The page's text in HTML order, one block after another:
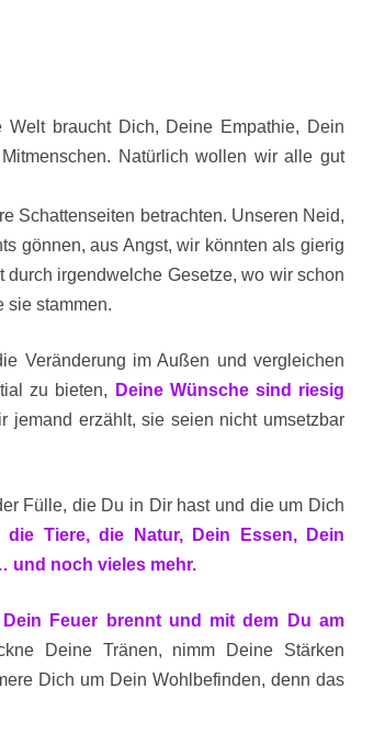
braucht Dich, Deine Empathie, Dein
Natürlich wollen wir alle gut
Schattenseiten betrachten. Unseren Neid,
gönnen, aus Angst, wir könnten als gierig
irgendwelche Gesetze, wo wir schon
sie stammen.
Veränderung im Außen und vergleichen
zu bieten,
Deine Wünsche sind riesig
jemand erzählt, sie seien nicht umsetzbar
Fülle, die Du in Dir hast und die um Dich
die Tiere, die Natur, Dein Essen, Dein
und noch vieles mehr.
Feuer brennt und mit dem Du am
Deine Tränen, nimm Deine Stärken
Dich um Dein Wohlbefinden, denn das